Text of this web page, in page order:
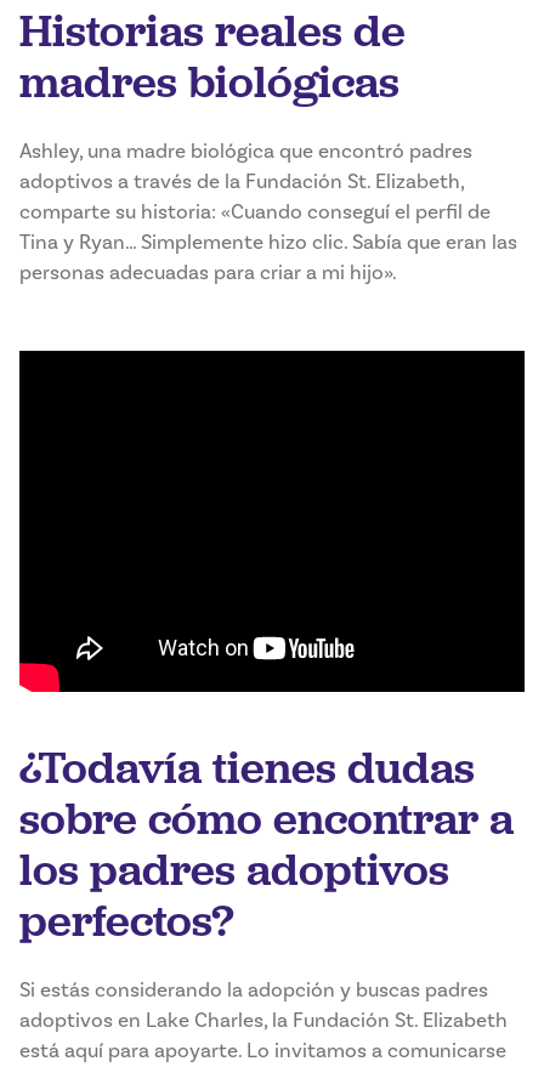
Historias reales de
madres biológicas
Ashley, una madre biológica que encontró padres
adoptivos a través de la Fundación St. Elizabeth,
comparte su historia: «Cuando conseguí el perfil de
Tina y Ryan… Simplemente hizo clic. Sabía que eran las
personas adecuadas para criar a mi hijo».
¿Todavía tienes dudas
sobre cómo encontrar a
los padres adoptivos
perfectos?
Si estás considerando la adopción y buscas padres
adoptivos en Lake Charles, la Fundación St. Elizabeth
está aquí para apoyarte. Lo invitamos a comunicarse